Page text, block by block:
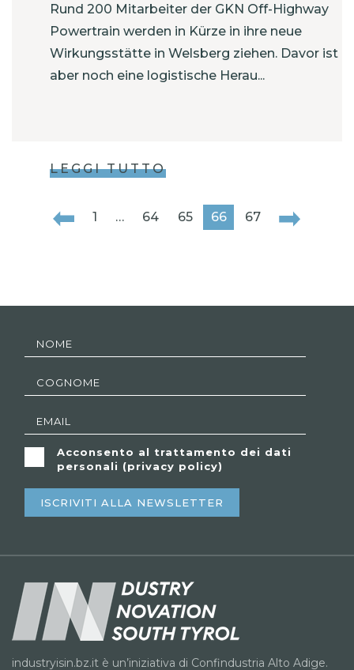
Rund 200 Mitarbeiter der GKN Off-Highway
Powertrain werden in Kürze in ihre neue
Wirkungsstätte in Welsberg ziehen. Davor ist
aber noch eine logistische Herau...
LEGGI TUTTO
1 … 64 65 66 67
Acconsento al trattamento dei dati
personali (privacy policy)
ISCRIVITI ALLA NEWSLETTER
industryisin.bz.it è un’iniziativa di Confindustria Alto Adige.